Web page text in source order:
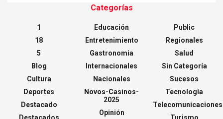
Categorías
1
18
5
Blog
Cultura
Deportes
Destacado
Destacados
Educación
Entretenimiento
Gastronomia
Internacionales
Nacionales
Novos-Casinos-
2025
Opinión
Public
Regionales
Salud
Sin Categoría
Sucesos
Tecnología
Telecomunicaciones
Turismo